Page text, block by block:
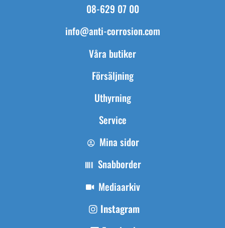
08-629 07 00
info@anti-corrosion.com
Våra butiker
Försäljning
Uthyrning
Service
Mina sidor
Snabborder
Mediaarkiv
Instagram